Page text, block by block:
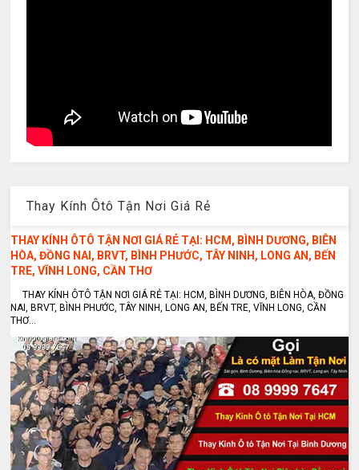
Thay Kính Ôtô Tận Nơi Giá Rẻ
THAY KÍNH ÔTÔ TẬN NƠI GIÁ RẺ TẠI: HCM, BÌNH DƯƠNG, BIÊN
HÒA, ĐỒNG NAI, BRVT, BÌNH PHƯỚC, TÂY NINH, LONG AN, BẾN
TRE, VĨNH LONG, CẦN THƠ
THAY KÍNH ÔTÔ TẬN NƠI GIÁ RẺ TẠI: HCM, BÌNH DƯƠNG, BIÊN HÒA, ĐỒNG
NAI, BRVT, BÌNH PHƯỚC, TÂY NINH, LONG AN, BẾN TRE, VĨNH LONG, CẦN
THƠ...